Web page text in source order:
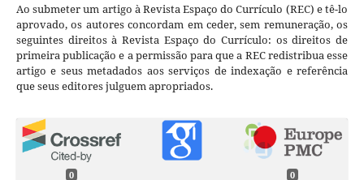
Ao submeter um artigo à Revista Espaço do Currículo (REC) e tê-lo
aprovado, os autores concordam em ceder, sem remuneração, os
seguintes direitos à Revista Espaço do Currículo: os direitos de
primeira publicação e a permissão para que a REC redistribua esse
artigo e seus metadados aos serviços de indexação e referência
que seus editores julguem apropriados.
0 0